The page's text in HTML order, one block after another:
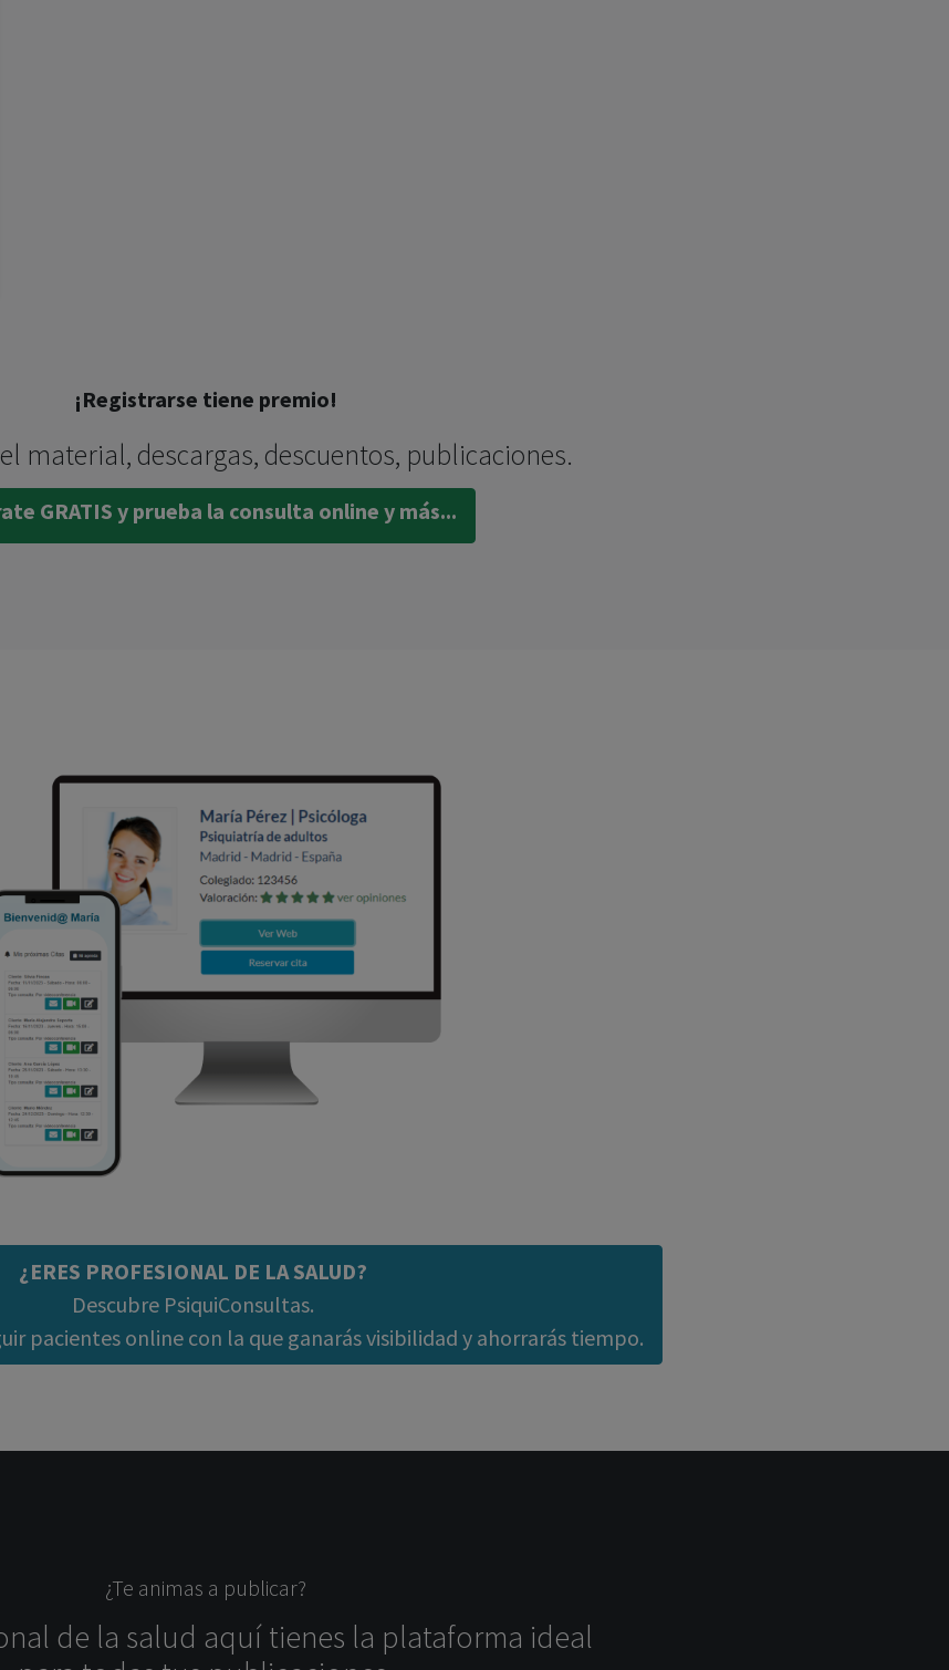
¡Registrarse tiene premio!
material, descargas, descuentos, publicaciones.
GRATIS y prueba la consulta online y más...
¿ERES PROFESIONAL DE LA SALUD?
Descubre PsiquiConsultas.
pacientes online con la que ganarás visibilidad y ahorrarás tiempo.
¿Te animas a publicar?
de la salud aquí tienes la plataforma ideal